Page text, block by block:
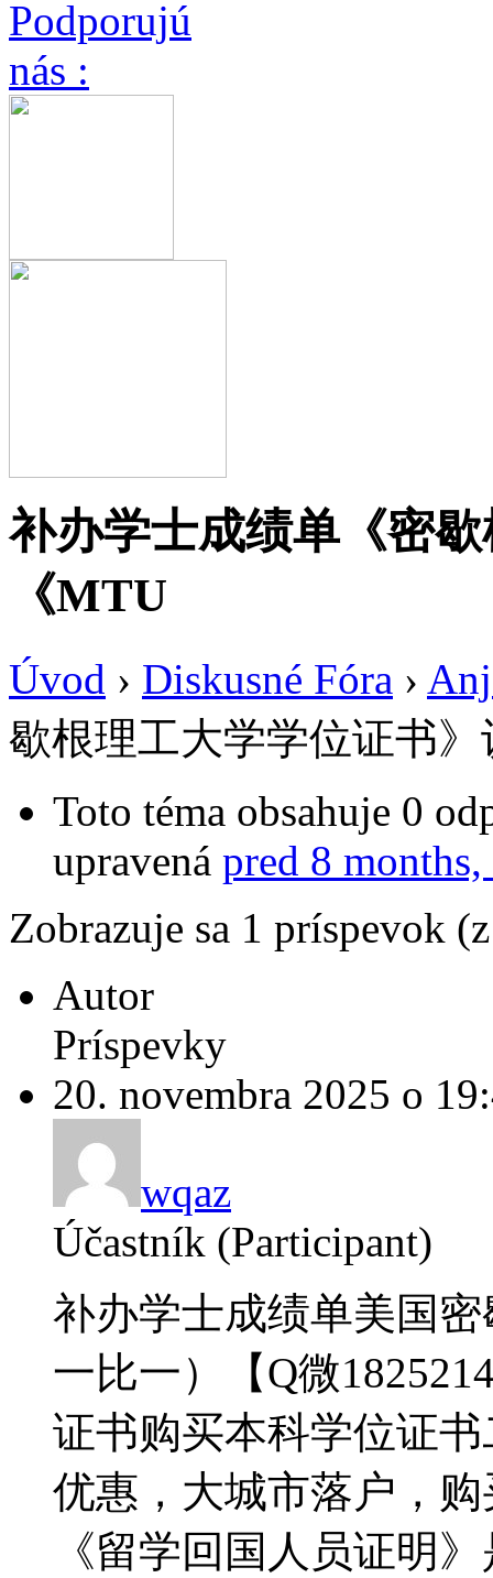
补办学士成绩单《密
《MTU
Úvod › Diskusné Fóra ›
歇根理工大学学位证书
Toto téma obsahuje 0
upravená pred 8 months,
Zobrazuje sa 1 príspevok
Autor
Príspevky
20. novembra 2025 o
wqaz
Účastník (Participant)
补办学士成绩单美国
一比一）【Q微
证书购买本科学位证
优惠，大城市落户，购
《留学回国人员证明